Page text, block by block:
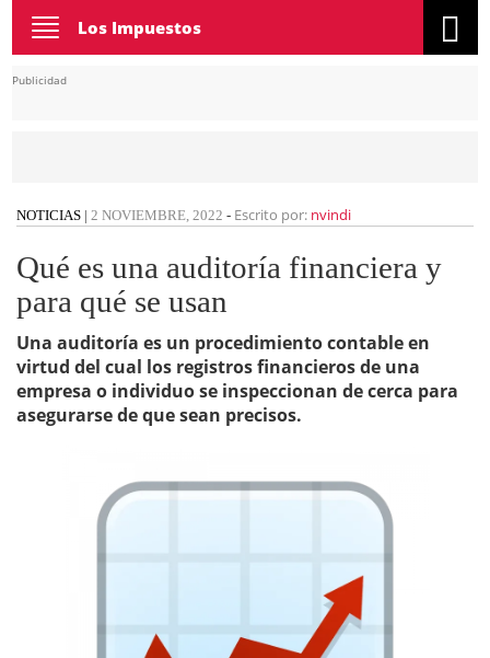
Toggle
navigation
Los Impuestos
Publicidad
NOTICIAS | 2 NOVIEMBRE, 2022 - Escrito por: nvindi
Qué es una auditoría financiera y
para qué se usan
Una auditoría es un procedimiento contable en
virtud del cual los registros financieros de una
empresa o individuo se inspeccionan de cerca para
asegurarse de que sean precisos.